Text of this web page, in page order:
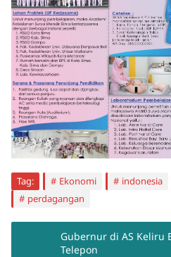
Tag: Ekonomi indonesia
perdagangan
Gubernur di AS Keliru
Telepon